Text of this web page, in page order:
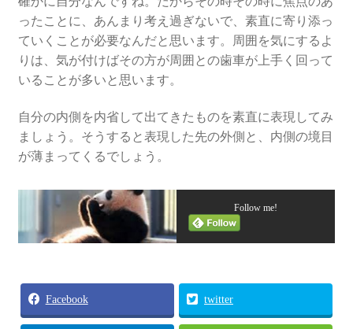
ったことに、あんまり考え過ぎないで、素直に寄り添っ
ていくことが必要なんだと思います。周囲を気にするよ
りは、気が付けばその方が周囲との歯車が上手く回って
いることが多いと思います。
自分の内側を内省して出てきたものを素直に表現してみ
ましょう。そうすると表現した先の外側と、内側の境目
が薄まってくるでしょう。
Follow me!
Facebook twitter